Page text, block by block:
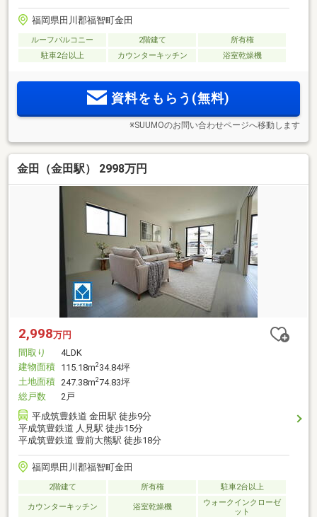
福岡県田川郡福智町金田
ルーフバルコニー 2階建て
所有権
駐車2台以上
カウンターキッチン 浴室乾燥機
資料をもらう(無料)
※SUUMOのお問い合わせページへ移動します
金田（金田駅） 2998万円
2,998万円
間取り
4LDK
建物面積 115.18m234.84坪
土地面積 247.38m274.83坪
総戸数
2戸
平成筑豊鉄道 金田駅 徒歩9分
平成筑豊鉄道 人見駅 徒歩15分
平成筑豊鉄道 豊前大熊駅 徒歩18分
福岡県田川郡福智町金田
2階建て 所有権 駐車2台以上
カウンターキッチン 浴室乾燥機
ウォークインクローゼ
ット